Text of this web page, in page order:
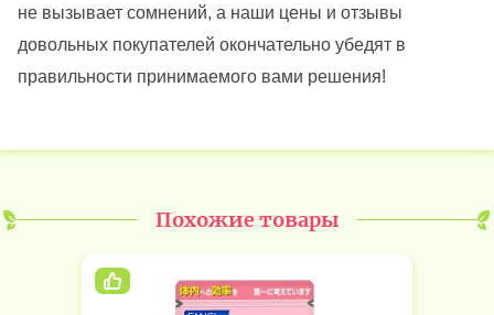
не вызывает сомнений, а наши цены и отзывы
довольных покупателей окончательно убедят в
правильности принимаемого вами решения!
Похожие товары